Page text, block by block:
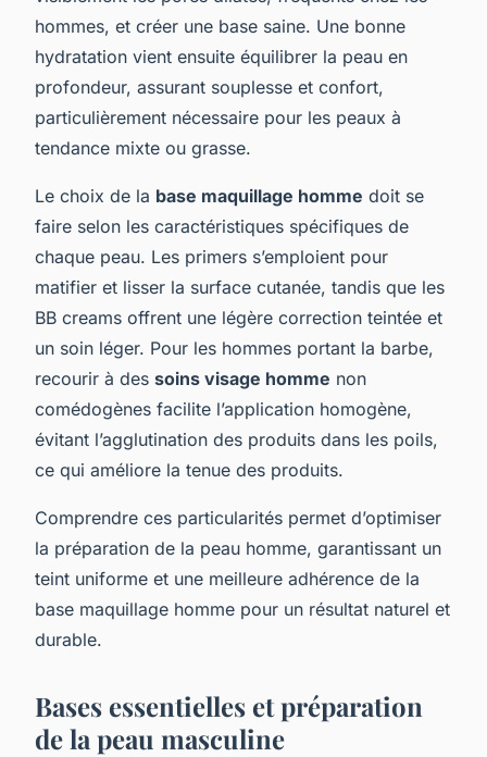
hommes, et créer une base saine. Une bonne
hydratation vient ensuite équilibrer la peau en
profondeur, assurant souplesse et confort,
particulièrement nécessaire pour les peaux à
tendance mixte ou grasse.
Le choix de la base maquillage homme doit se
faire selon les caractéristiques spécifiques de
chaque peau. Les primers s’emploient pour
matifier et lisser la surface cutanée, tandis que les
BB creams offrent une légère correction teintée et
un soin léger. Pour les hommes portant la barbe,
recourir à des soins visage homme non
comédogènes facilite l’application homogène,
évitant l’agglutination des produits dans les poils,
ce qui améliore la tenue des produits.
Comprendre ces particularités permet d’optimiser
la préparation de la peau homme, garantissant un
teint uniforme et une meilleure adhérence de la
base maquillage homme pour un résultat naturel et
durable.
Bases essentielles et préparation
de la peau masculine